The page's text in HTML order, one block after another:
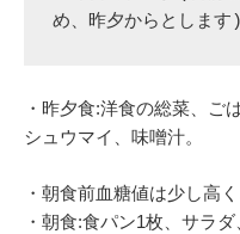
め、昨夕からとします)
・昨夕食:洋食の総菜、ご
シュウマイ、味噌汁。
・朝食前血糖値は少し高
・朝食:食パン1枚、サラダ